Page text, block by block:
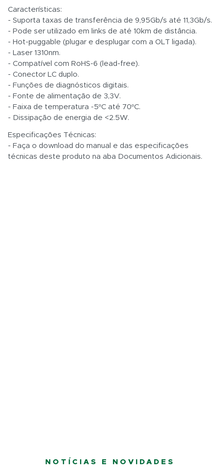
Características:
- Suporta taxas de transferência de 9,95Gb/s até 11,3Gb/s.
- Pode ser utilizado em links de até 10km de distância.
- Hot-puggable (plugar e desplugar com a OLT ligada).
- Laser 1310nm.
- Compatível com RoHS-6 (lead-free).
- Conector LC duplo.
- Funções de diagnósticos digitais.
- Fonte de alimentação de 3,3V.
- Faixa de temperatura -5ºC até 70ºC.
- Dissipação de energia de <2.5W.
Especificações Técnicas:
- Faça o download do manual e das especificações
técnicas deste produto na aba Documentos Adicionais.
NOTÍCIAS E NOVIDADES